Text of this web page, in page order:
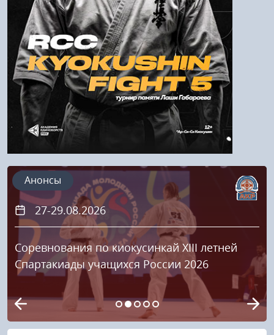
Напомнить пароль
Регистрация
27-29.08.2026
Соревнования по киокусинкай XIII летней
Спартакиады учащихся России 2026
Анонсы